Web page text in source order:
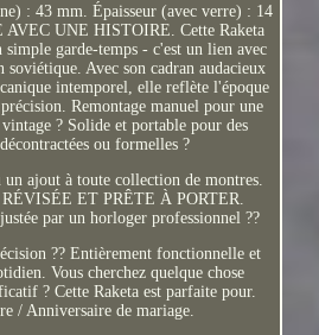
: 43 mm. Épaisseur (avec verre) : 14
UNE HISTOIRE. Cette Raketa
garde-temps - c'est un lien avec
Avec son cadran audacieux
intemporel, elle reflète l'époque
Remontage manuel pour une
? Solide et portable pour des
ou formelles ?
un ajout à toute collection de montres.
ET PRÊTE À PORTER.
par un horloger professionnel ??
?? Entièrement fonctionnelle et
Vous cherchez quelque chose
? Cette Raketa est parfaite pour.
/ Anniversaire de mariage.